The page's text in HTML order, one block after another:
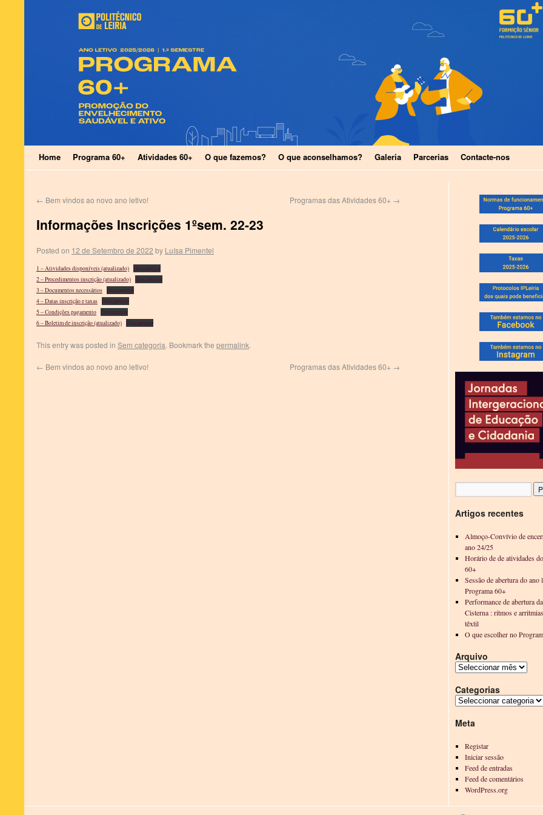
Home Programa 60+ Atividades 60+ O que fazemos? O que aconselhamos? Galeria Parcerias Contacte-nos
← Bem vindos ao novo ano letivo! Programas das Atividades 60+ →
Informações Inscrições 1ºsem. 22-23
Posted on 12 de Setembro de 2022 by Luísa Pimentel
1 – Atividades disponíveis (atualizado)
Descarregar
2 – Procedimentos inscrição (atualizado)
Descarregar
3 – Documentos necessários
Descarregar
4 – Datas inscrição e taxas
Descarregar
5 – Condições pagamento
Descarregar
6 – Boletim de inscrição (atualizado)
Descarregar
This entry was posted in Sem categoria. Bookmark the permalink.
← Bem vindos ao novo ano letivo! Programas das Atividades 60+ →
Artigos recentes
Almoço-Convívio de
ano 24/25
Horário de de atividades
60+
Sessão de abertura do ano
Programa 60+
Performance de abertura
Cisterna : ritmos e
têxtil
O que escolher no
Arquivo
Categorias
Meta
Registar
Iniciar sessão
Feed de entradas
Feed de comentários
WordPress.org